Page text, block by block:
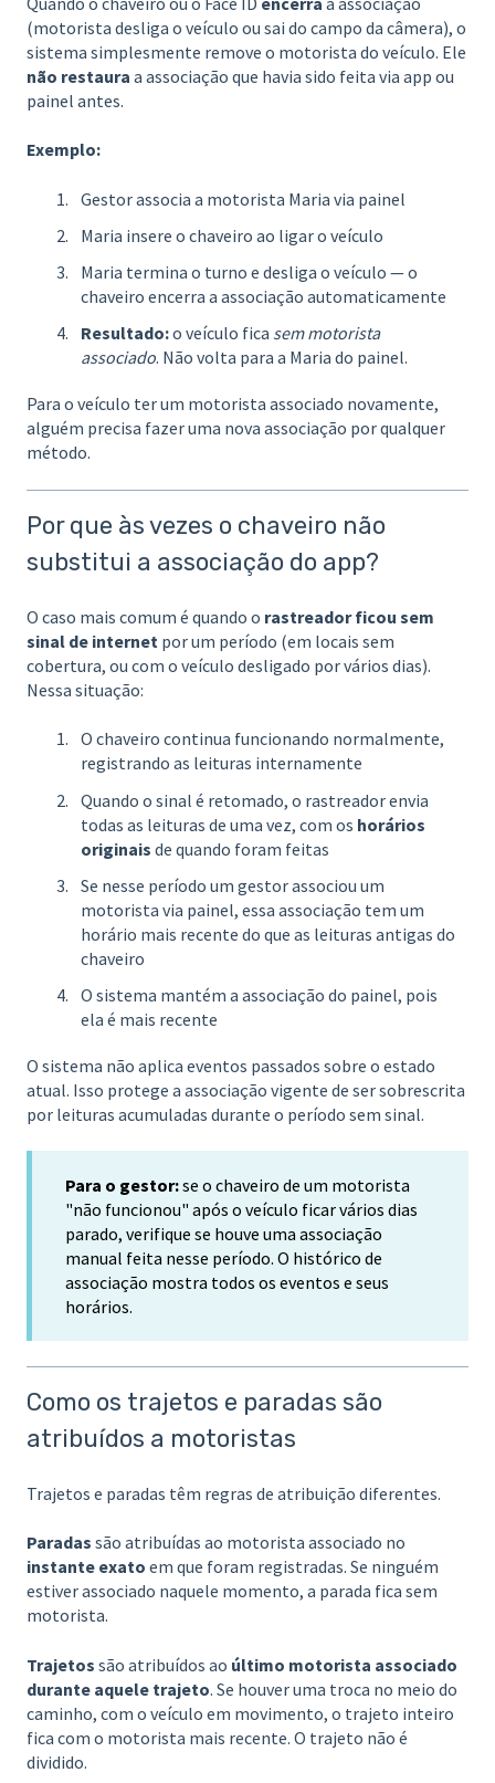
(motorista desliga o veículo ou sai do campo da câmera), o
sistema simplesmente remove o motorista do veículo. Ele
não restaura a associação que havia sido feita via app ou
painel antes.
Exemplo:
Gestor associa a motorista Maria via painel
Maria insere o chaveiro ao ligar o veículo
Maria termina o turno e desliga o veículo — o
chaveiro encerra a associação automaticamente
Resultado:o veículo fica sem motorista
associado. Não volta para a Maria do painel.
Para o veículo ter um motorista associado novamente,
alguém precisa fazer uma nova associação por qualquer
método.
Por que às vezes o chaveiro não
substitui a associação do app?
O caso mais comum é quando o rastreador ficou sem
sinal de internet por um período (em locais sem
cobertura, ou com o veículo desligado por vários dias).
Nessa situação:
O chaveiro continua funcionando normalmente,
registrando as leituras internamente
Quando o sinal é retomado, o rastreador envia
todas as leituras de uma vez, com os horários
originais de quando foram feitas
Se nesse período um gestor associou um
motorista via painel, essa associação tem um
horário mais recente do que as leituras antigas do
chaveiro
O sistema mantém a associação do painel, pois
ela é mais recente
O sistema não aplica eventos passados sobre o estado
atual. Isso protege a associação vigente de ser sobrescrita
por leituras acumuladas durante o período sem sinal.
Para o gestor:se o chaveiro de um motorista
"não funcionou" após o veículo ficar vários dias
parado, verifique se houve uma associação
manual feita nesse período. O histórico de
associação mostra todos os eventos e seus
horários.
Como os trajetos e paradas são
atribuídos a motoristas
Trajetos e paradas têm regras de atribuição diferentes.
Paradas são atribuídas ao motorista associado no
instante exato em que foram registradas. Se ninguém
estiver associado naquele momento, a parada fica sem
motorista.
Trajetos são atribuídos ao último motorista associado
durante aquele trajeto. Se houver uma troca no meio do
caminho, com o veículo em movimento, o trajeto inteiro
fica com o motorista mais recente. O trajeto não é
dividido.